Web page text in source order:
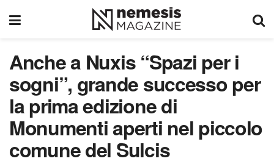
Anche a Nuxis “Spazi per i
sogni”, grande successo per
la prima edizione di
Monumenti aperti nel piccolo
comune del Sulcis